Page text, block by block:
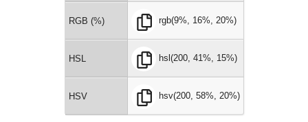
RGB (%) rgb(9%, 16%, 20%)
HSL hsl(200, 41%, 15%)
HSV hsv(200, 58%, 20%)